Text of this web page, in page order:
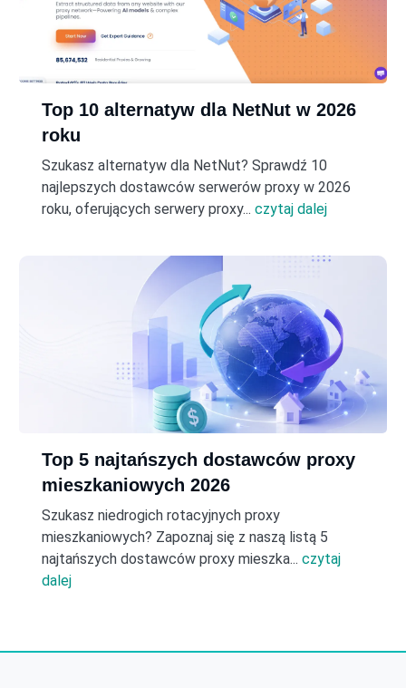
Top 10 alternatyw dla NetNut w 2026
roku
Szukasz alternatyw dla NetNut? Sprawdź 10
najlepszych dostawców serwerów proxy w 2026
roku, oferujących serwery proxy... czytaj dalej
Top 5 najtańszych dostawców proxy
mieszkaniowych 2026
Szukasz niedrogich rotacyjnych proxy
mieszkaniowych? Zapoznaj się z naszą listą 5
najtańszych dostawców proxy mieszka... czytaj
dalej